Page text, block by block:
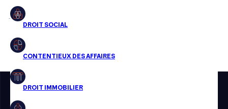
Droit social
Droit immobilier
Restructuring
jour
Aucun résultats pour cette recherche